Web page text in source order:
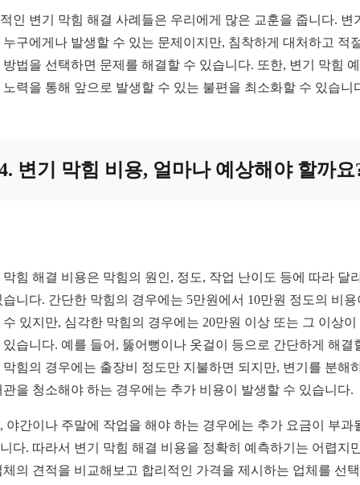
인 변기 막힘 해결 사례들은 우리에게 많은 교훈을 줍니다. 변
누구에게나 발생할 수 있는 문제이지만, 침착하게 대처하고 적
방법을 선택하면 문제를 해결할 수 있습니다. 또한, 변기 막힘
노력을 통해 앞으로 발생할 수 있는 불편을 최소화할 수 있습니
변기 막힘 비용, 얼마나 예상해야 할까요
막힘 해결 비용은 막힘의 원인, 정도, 작업 난이도 등에 따라 달
습니다. 간단한 막힘의 경우에는 5만원에서 10만원 정도의 비용
수 있지만, 심각한 막힘의 경우에는 20만원 이상 또는 그 이상이
있습니다. 예를 들어, 뚫어뻥이나 옷걸이 등으로 간단하게 해결
막힘의 경우에는 출장비 정도만 지불하면 되지만, 변기를 분해
관을 청소해야 하는 경우에는 추가 비용이 발생할 수 있습니다.
야간이나 주말에 작업을 해야 하는 경우에는 추가 요금이 부과
다. 따라서 변기 막힘 해결 비용을 정확히 예측하기는 어렵지
체의 견적을 비교해보고 합리적인 가격을 제시하는 업체를 선